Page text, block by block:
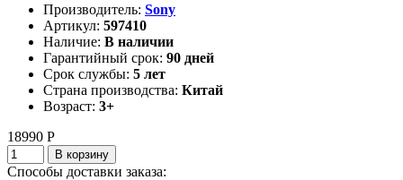
Производитель: Sony
Артикул: 597410
Наличие: В наличии
Гарантийный срок: 90 дней
Срок службы: 5 лет
Страна производства: Китай
Возраст: 3+
18990 Р
В корзину
Способы доставки заказа: